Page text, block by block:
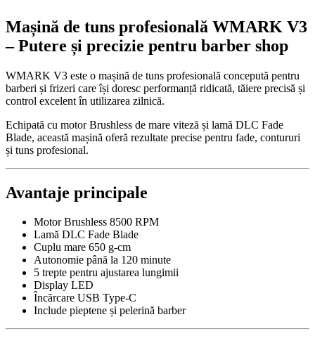
Brushless
8500
RPM,
Fade
Blade
Mașină de tuns profesională WMARK V3
– Putere și precizie pentru barber shop
WMARK V3 este o mașină de tuns profesională concepută pentru
barberi și frizeri care își doresc performanță ridicată, tăiere precisă și
control excelent în utilizarea zilnică.
Echipată cu motor Brushless de mare viteză și lamă DLC Fade
Blade, această mașină oferă rezultate precise pentru fade, contururi
și tuns profesional.
Avantaje principale
Motor Brushless 8500 RPM
Lamă DLC Fade Blade
Cuplu mare 650 g-cm
Autonomie până la 120 minute
5 trepte pentru ajustarea lungimii
Display LED
Încărcare USB Type-C
Include pieptene și pelerină barber